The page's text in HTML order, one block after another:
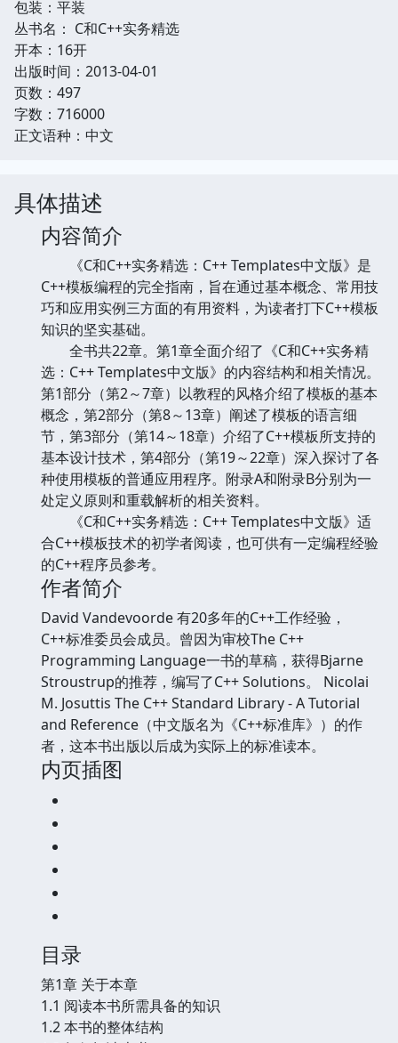
包装：平装
丛书名： C和C++实务精选
开本：16开
出版时间：2013-04-01
页数：497
字数：716000
正文语种：中文
具体描述
内容简介
《C和C++实务精选：C++ Templates中文版》是
C++模板编程的完全指南，旨在通过基本概念、常用技
巧和应用实例三方面的有用资料，为读者打下C++模板
知识的坚实基础。
全书共22章。第1章全面介绍了《C和C++实务精
选：C++ Templates中文版》的内容结构和相关情况。
第1部分（第2～7章）以教程的风格介绍了模板的基本
概念，第2部分（第8～13章）阐述了模板的语言细
节，第3部分（第14～18章）介绍了C++模板所支持的
基本设计技术，第4部分（第19～22章）深入探讨了各
种使用模板的普通应用程序。附录A和附录B分别为一
处定义原则和重载解析的相关资料。
《C和C++实务精选：C++ Templates中文版》适
合C++模板技术的初学者阅读，也可供有一定编程经验
的C++程序员参考。
作者简介
David Vandevoorde 有20多年的C++工作经验，
C++标准委员会成员。曾因为审校The C++
Programming Language一书的草稿，获得Bjarne
Stroustrup的推荐，编写了C++ Solutions。 Nicolai
M. Josuttis The C++ Standard Library - A Tutorial
and Reference（中文版名为《C++标准库》）的作
者，这本书出版以后成为实际上的标准读本。
内页插图
目录
第1章 关于本章
1.1 阅读本书所需具备的知识
1.2 本书的整体结构